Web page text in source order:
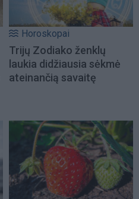
Horoskopai
Trijų Zodiako ženklų
laukia didžiausia sėkmė
ateinančią savaitę